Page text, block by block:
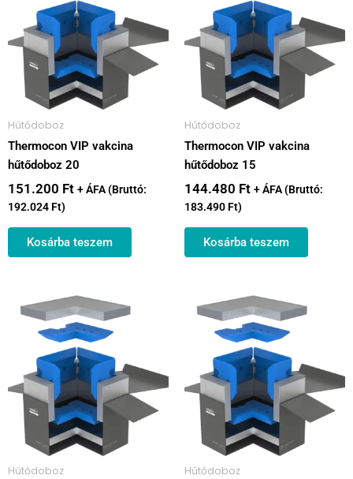
Hűtődoboz
Thermocon VIP vakcina
hűtődoboz 20
151.200 Ft + ÁFA (Bruttó:
192.024 Ft)
Kosárba teszem
Hűtődoboz
Thermocon VIP vakcina
hűtődoboz 15
144.480 Ft + ÁFA (Bruttó:
183.490 Ft)
Kosárba teszem
Hűtődoboz Hűtődoboz